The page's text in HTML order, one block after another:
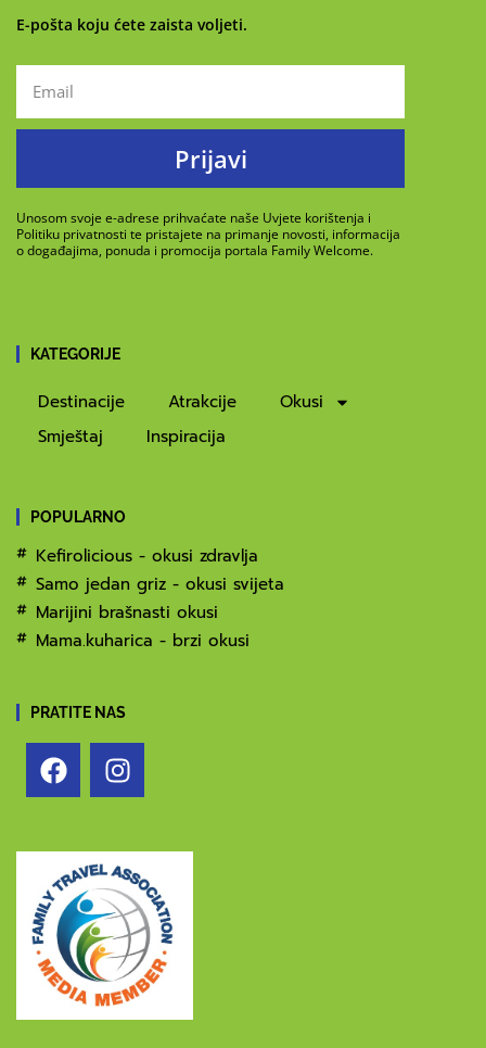
E-pošta koju ćete zaista voljeti.
Prijavi
Unosom svoje e-adrese prihvaćate naše Uvjete korištenja i
Politiku privatnosti te pristajete na primanje novosti, informacija
o događajima, ponuda i promocija portala Family Welcome.
KATEGORIJE
Destinacije Atrakcije
Okusi
Smještaj
Inspiracija
POPULARNO
Kefirolicious - okusi zdravlja
Samo jedan griz - okusi svijeta
Marijini brašnasti okusi
Mama.kuharica - brzi okusi
PRATITE NAS